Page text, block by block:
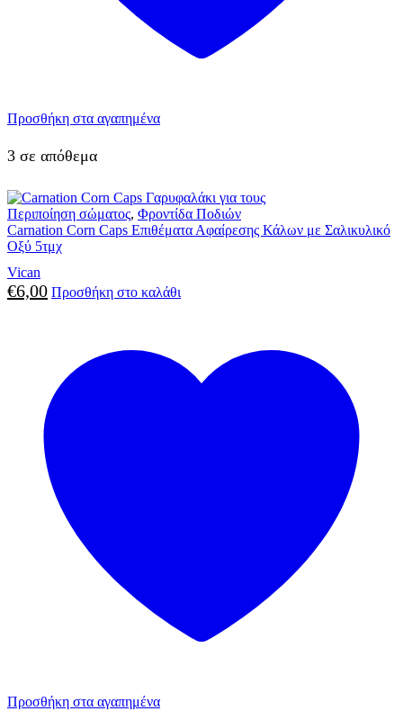
Προσθήκη στα αγαπημένα
3 σε απόθεμα
Περιποίηση σώματος, Φροντίδα Ποδιών
Carnation Corn Caps Επιθέματα Αφαίρεσης Κάλων με Σαλικυλικό
Οξύ 5τμχ
Vican
€6,00 Προσθήκη στο καλάθι
Προσθήκη στα αγαπημένα